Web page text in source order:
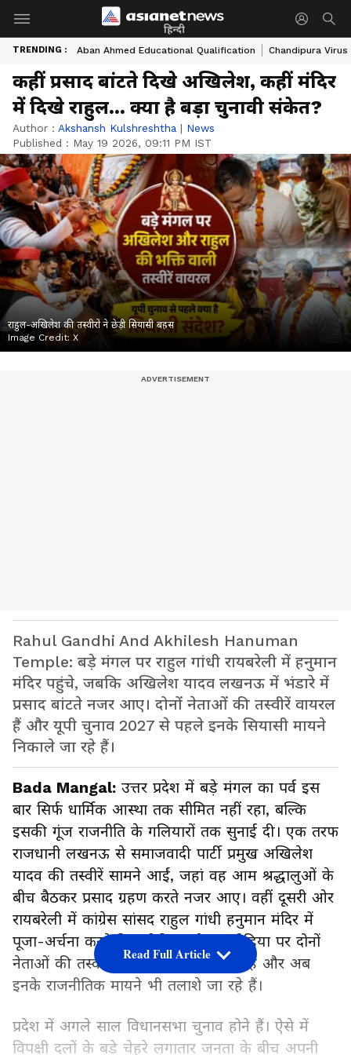
हिन्दी
TRENDING : Aban Ahmed Educational Qualification Chandipura
कहीं प्रसाद बांटते दिखे अखिलेश, कहीं मंदिर
में दिखे राहुल... क्या है बड़ा चुनावी संकेत?
Author : Akshansh Kulshreshtha | News
Published : May 19 2026, 09:11 PM IST
राहुल-अखिलेश की तस्वीरों ने छेड़ी सियासी बहस
Image Credit: X
Rahul Gandhi And Akhilesh Hanuman
Temple: बड़े मंगल पर राहुल गांधी रायबरेली में हनुमान
मंदिर पहुंचे, जबकि अखिलेश यादव लखनऊ में भंडारे में
प्रसाद बांटते नजर आए। दोनों नेताओं की तस्वीरें वायरल
हैं और यूपी चुनाव 2027 से पहले इनके सियासी मायने
निकाले जा रहे हैं।
Bada Mangal: उत्तर प्रदेश में बड़े मंगल का पर्व इस
बार सिर्फ धार्मिक आस्था तक सीमित नहीं रहा, बल्कि
इसकी गूंज राजनीति के गलियारों तक सुनाई दी। एक तरफ
राजधानी लखनऊ से समाजवादी पार्टी प्रमुख अखिलेश
यादव की तस्वीरें सामने आईं, जहां वह आम श्रद्धालुओं के
बीच बैठकर प्रसाद ग्रहण करते नजर आए। वहीं दूसरी ओर
रायबरेली में कांग्रेस सांसद राहुल गांधी हनुमान मंदिर में
पूजा-अर्चना करते दिखाई दिए। सोशल मीडिया पर दोनों
नेताओं की तस्वीरें तेजी से वायरल हो रही हैं और अब
इनके राजनीतिक मायने भी तलाशे जा रहे हैं।
प्रदेश में अगले साल विधानसभा चुनाव होने हैं। ऐसे में
विपक्षी दलों के बड़े चेहरे लगातार जनता के बीच अपनी
Read Full Article